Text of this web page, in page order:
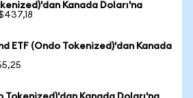
Kanada Doları'na
ETF (Ondo Tokenized)'dan Kanada